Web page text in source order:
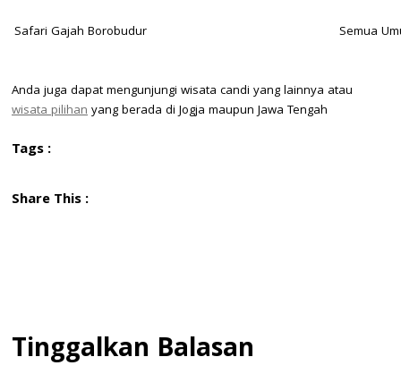
Safari Gajah Borobudur Semua
Anda juga dapat mengunjungi wisata candi yang lainnya atau
wisata pilihanyang berada di Jogja maupun Jawa Tengah
Tags :
Share This :
Tinggalkan Balasan